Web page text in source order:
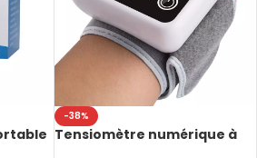
-38%
Tensiomètre numérique à